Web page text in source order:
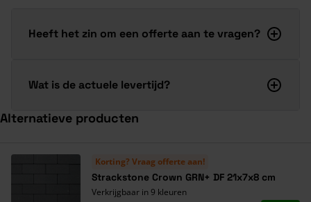
Heeft het zin om een offerte aan te vragen?
Wat is de actuele levertijd?
Alternatieve producten
Korting? Vraag offerte aan!
Strackstone Crown GRN+ DF 21x7x8 cm
Verkrijgbaar in 9 kleuren